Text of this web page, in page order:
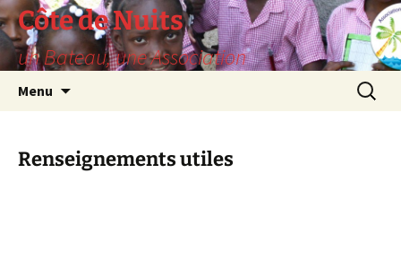
Skip
to
content
Côte de Nuits
un Bateau, une Association
Menu
Search
for:
Renseignements utiles